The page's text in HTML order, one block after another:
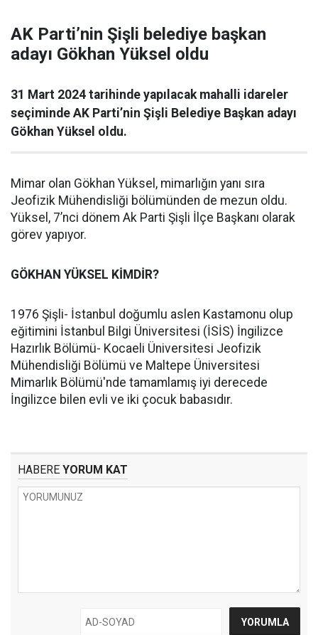
AK Parti’nin Şişli belediye başkan
adayı Gökhan Yüksel oldu
31 Mart 2024 tarihinde yapılacak mahalli idareler
seçiminde AK Parti’nin Şişli Belediye Başkan adayı
Gökhan Yüksel oldu.
Mimar olan Gökhan Yüksel, mimarlığın yanı sıra
Jeofizik Mühendisliği bölümünden de mezun oldu.
Yüksel, 7’nci dönem Ak Parti Şişli İlçe Başkanı olarak
görev yapıyor.
GÖKHAN YÜKSEL KİMDİR?
1976 Şişli- İstanbul doğumlu aslen Kastamonu olup
eğitimini İstanbul Bilgi Üniversitesi (İSİS) İngilizce
Hazırlık Bölümü- Kocaeli Üniversitesi Jeofizik
Mühendisliği Bölümü ve Maltepe Üniversitesi
Mimarlık Bölümü'nde tamamlamış iyi derecede
İngilizce bilen evli ve iki çocuk babasıdır.
HABERE YORUM KAT